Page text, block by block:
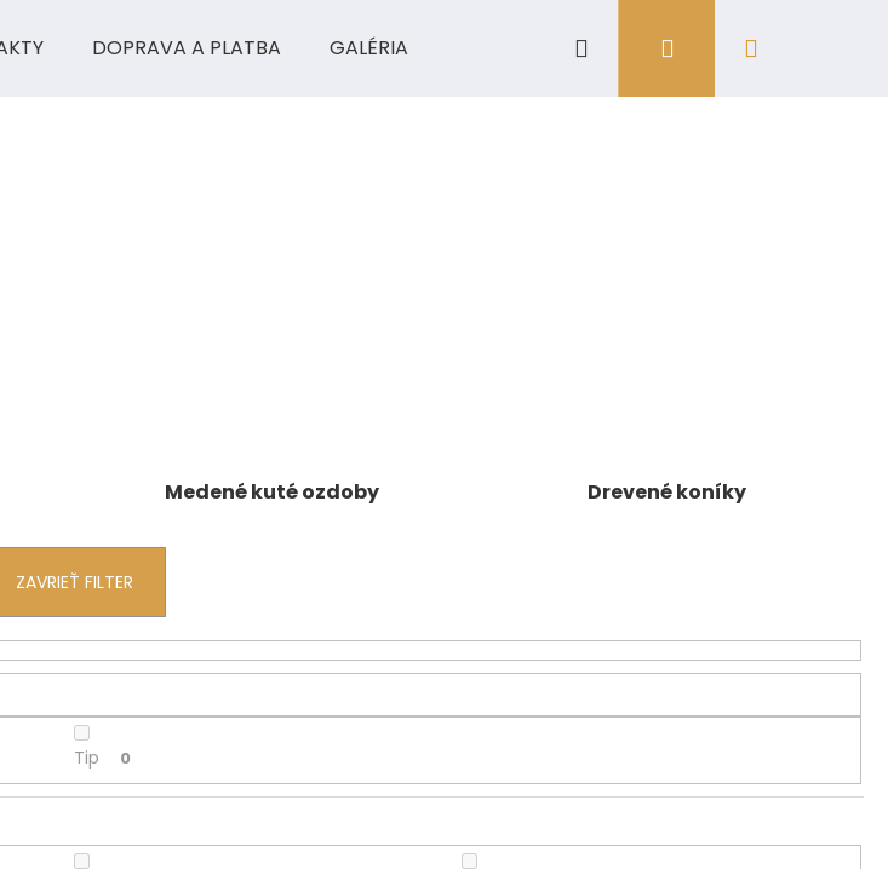
DOPRAVA A PLATBA GALÉRIA Hľadať Prihlásenie
Medené kuté ozdoby Drevené koníky
ZAVRIEŤ FILTER
Tip 0
nájsť?